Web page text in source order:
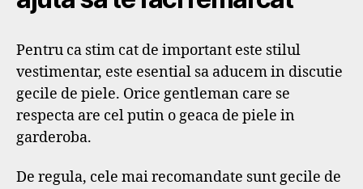
Pentru ca stim cat de important este stilul
vestimentar, este esential sa aducem in discutie
gecile de piele. Orice gentleman care se
respecta are cel putin o geaca de piele in
garderoba.
De regula, cele mai recomandate sunt gecile de